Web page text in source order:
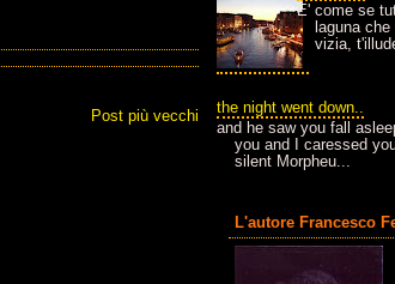
Post più vecchi
E' come se
laguna
vizia,
the night went down..
and he saw you fall
you and I caressed
silent Morpheu...
L'autore Francesco